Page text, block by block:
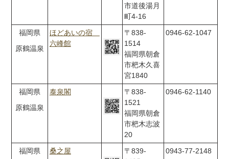
市道後湯月
町4-16
福岡県
原鶴温泉
ほどあいの宿
六峰館
〒838-
1514
福岡県朝倉
市杷木久喜
宮1840
0946-62-1047
福岡県
原鶴温泉
泰泉閣
〒838-
1521
福岡県朝倉
市杷木志波
20
0946-62-1140
福岡県
桑之屋
〒839-
0943-77-2148